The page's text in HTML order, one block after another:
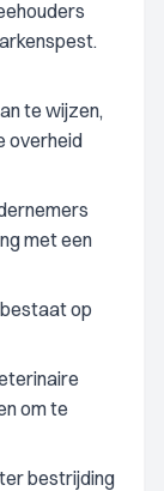
te wijzen,
overheid
met een
op
om te
bestrijding